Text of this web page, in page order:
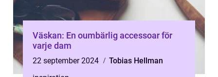
Väskan: En oumbärlig accessoar för
varje dam
22 september 2024
Tobias Hellman